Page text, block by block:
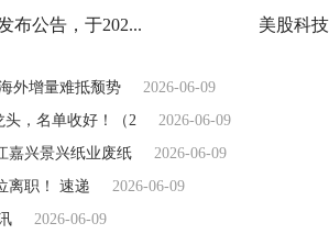
布公告，于202...
美股科
外增量难抵颓势
2026-06-09
，名单收好！（2
2026-06-09
嘉兴景兴纸业废纸
2026-06-09
离职！ 速递
2026-06-09
2026-06-09